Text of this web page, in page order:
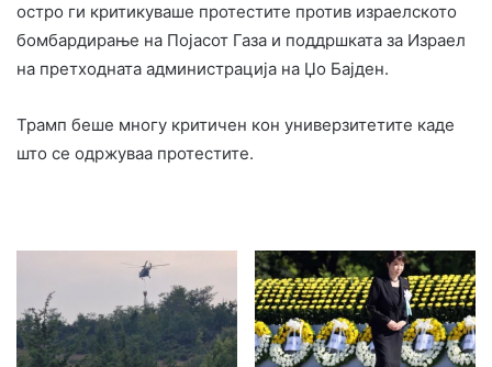
остро ги критикуваше протестите против израелското
бомбардирање на Појасот Газа и поддршката за Израел
на претходната администрација на Џо Бајден.
Трамп беше многу критичен кон универзитетите каде
што се одржуваа протестите.